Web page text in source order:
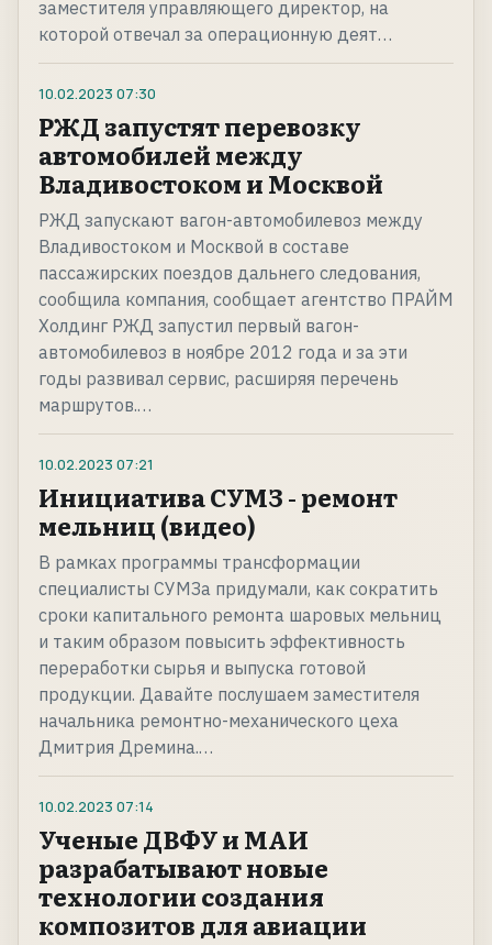
заместителя управляющего директор, на
которой отвечал за операционную деят…
10.02.2023 07:30
РЖД запустят перевозку
автомобилей между
Владивостоком и Москвой
РЖД запускают вагон-автомобилевоз между
Владивостоком и Москвой в составе
пассажирских поездов дальнего следования,
сообщила компания, сообщает агентство ПРАЙМ
Холдинг РЖД запустил первый вагон-
автомобилевоз в ноябре 2012 года и за эти
годы развивал сервис, расширяя перечень
маршрутов.…
10.02.2023 07:21
Инициатива СУМЗ - ремонт
мельниц (видео)
В рамках программы трансформации
специалисты СУМЗа придумали, как сократить
сроки капитального ремонта шаровых мельниц
и таким образом повысить эффективность
переработки сырья и выпуска готовой
продукции. Давайте послушаем заместителя
начальника ремонтно-механического цеха
Дмитрия Дремина.…
10.02.2023 07:14
Ученые ДВФУ и МАИ
разрабатывают новые
технологии создания
композитов для авиации